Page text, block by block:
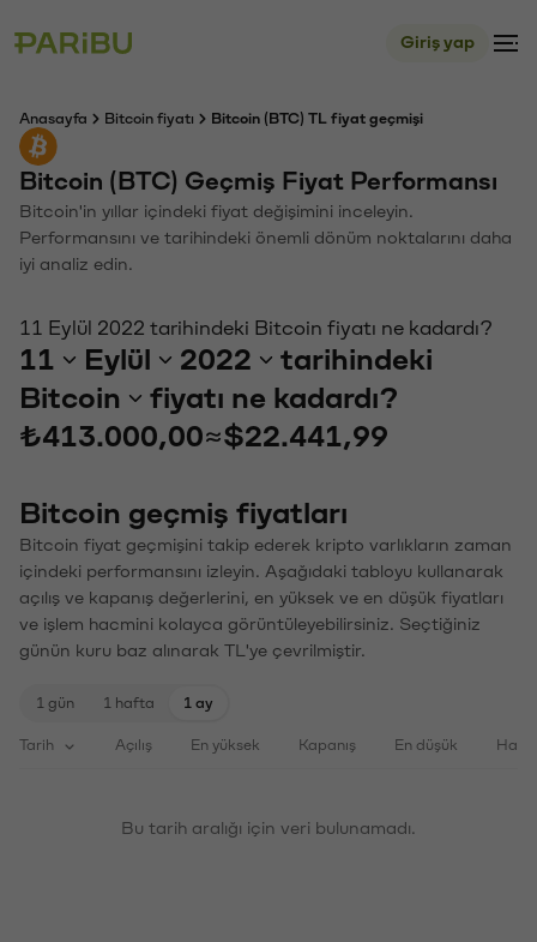
Giriş yap
Anasayfa Bitcoin fiyatı Bitcoin (BTC) TL fiyat geçmişi
Bitcoin (BTC) Geçmiş Fiyat Performansı
Bitcoin'in yıllar içindeki fiyat değişimini inceleyin.
Performansını ve tarihindeki önemli dönüm noktalarını daha
iyi analiz edin.
11 Eylül 2022 tarihindeki Bitcoin fiyatı ne kadardı?
11 Eylül 2022
tarihindeki
Bitcoin
fiyatı ne kadardı?
₺413.000,00≈$22.441,99
Bitcoin geçmiş fiyatları
Bitcoin fiyat geçmişini takip ederek kripto varlıkların zaman
içindeki performansını izleyin. Aşağıdaki tabloyu kullanarak
açılış ve kapanış değerlerini, en yüksek ve en düşük fiyatları
ve işlem hacmini kolayca görüntüleyebilirsiniz. Seçtiğiniz
günün kuru baz alınarak TL'ye çevrilmiştir.
1 gün 1 hafta 1 ay
Tarih Açılış En yüksek Kapanış En düşük
Bu tarih aralığı için veri bulunamadı.